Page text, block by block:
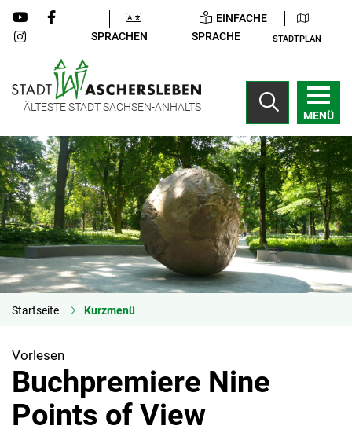
SPRACHEN
EINFACHE
SPRACHE
STADTPLAN
ÄLTESTE STADT SACHSEN-ANHALTS
MENÜ
Startseite Kurzmenü
Vorlesen
Buchpremiere Nine
Points of View